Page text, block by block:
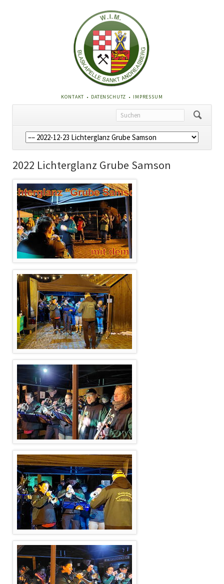
NAVIGATION
ÜBERSPRINGEN
KONTAKT DATENSCHUTZ IMPRESSUM
Navigation
überspringen
2022 Lichterglanz Grube Samson